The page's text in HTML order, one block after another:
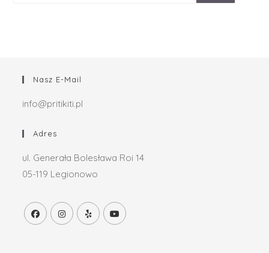
Nasz E-Mail
info@pritikiti.pl
Adres
ul. Generała Bolesława Roi 14
05-119 Legionowo